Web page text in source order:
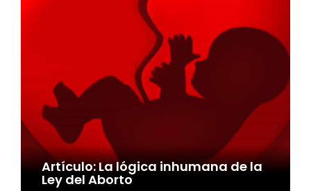
Artículo: La lógica inhumana de la
Ley del Aborto